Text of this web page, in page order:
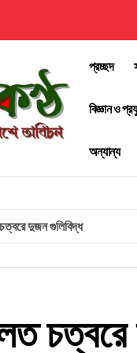
প্রচ্ছদ
বিজ্ঞান ও
অন্যান্য
দুজন গুলিবিদ্ধ
চত্বরে